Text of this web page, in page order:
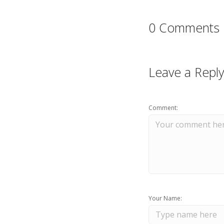
0 Comments
Leave a Reply
Comment:
Your Name: